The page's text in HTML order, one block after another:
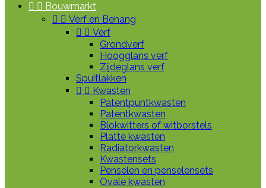
  Bouwmarkt
  Verf en Behang
  Verf
Grondverf
Hoogglans verf
Zijdeglans verf
Spuitlakken
  Kwasten
Patentpuntkwasten
Patentkwasten
Blokwitters of witborstels
Platte kwasten
Radiatorkwasten
Kwastensets
Penselen en penselensets
Ovale kwasten